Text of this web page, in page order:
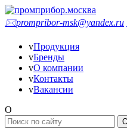
🖂prompribor-msk@yandex.ru
vПродукция
vБренды
vО компании
vКонтакты
vВакансии
O